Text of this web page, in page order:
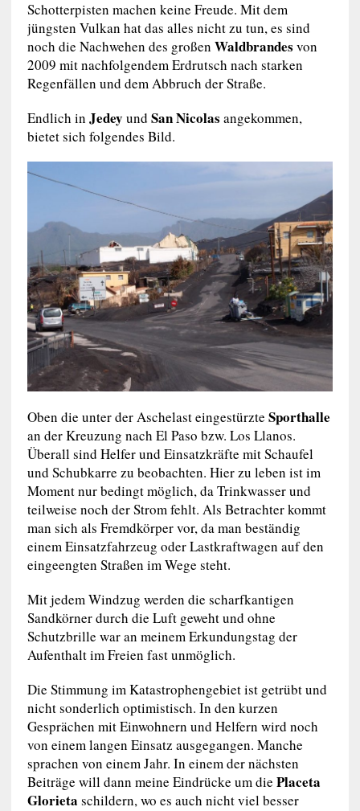
Schotterpisten machen keine Freude. Mit dem
jüngsten Vulkan hat das alles nicht zu tun, es sind
noch die Nachwehen des großen Waldbrandes von
2009 mit nachfolgendem Erdrutsch nach starken
Regenfällen und dem Abbruch der Straße.
Endlich in Jedey und San Nicolas angekommen,
bietet sich folgendes Bild.
Oben die unter der Aschelast eingestürzte Sporthalle
an der Kreuzung nach El Paso bzw. Los Llanos.
Überall sind Helfer und Einsatzkräfte mit Schaufel
und Schubkarre zu beobachten. Hier zu leben ist im
Moment nur bedingt möglich, da Trinkwasser und
teilweise noch der Strom fehlt. Als Betrachter kommt
man sich als Fremdkörper vor, da man beständig
einem Einsatzfahrzeug oder Lastkraftwagen auf den
eingeengten Straßen im Wege steht.
Mit jedem Windzug werden die scharfkantigen
Sandkörner durch die Luft geweht und ohne
Schutzbrille war an meinem Erkundungstag der
Aufenthalt im Freien fast unmöglich.
Die Stimmung im Katastrophengebiet ist getrübt und
nicht sonderlich optimistisch. In den kurzen
Gesprächen mit Einwohnern und Helfern wird noch
von einem langen Einsatz ausgegangen. Manche
sprachen von einem Jahr. In einem der nächsten
Beiträge will dann meine Eindrücke um die Placeta
Glorieta schildern, wo es auch nicht viel besser